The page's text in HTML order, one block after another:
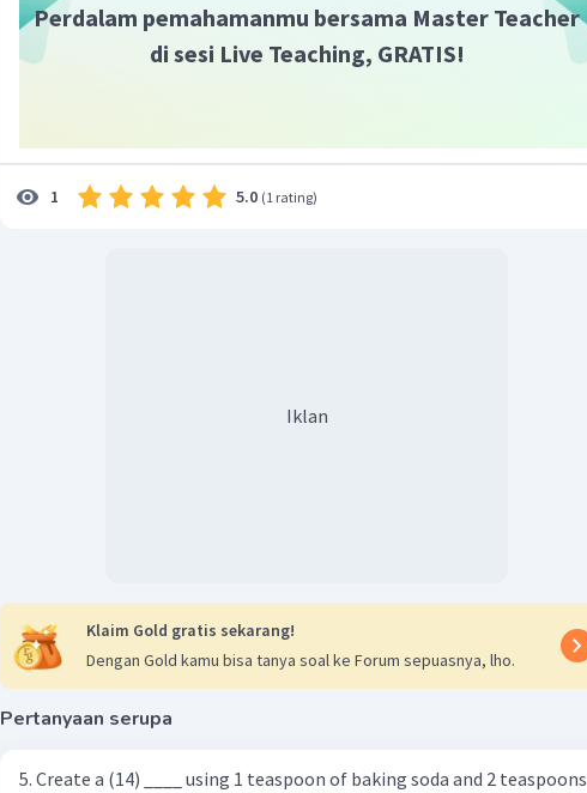
Perdalam pemahamanmu bersama Master Teacher
di sesi Live Teaching, GRATIS!
1 5.0 (1 rating)
Iklan
Klaim Gold gratis sekarang!
Dengan Gold kamu bisa tanya soal ke Forum sepuasnya, lho.
Pertanyaan serupa
5. Create a (14) ____ using 1 teaspoon of baking soda and 2 teaspoons